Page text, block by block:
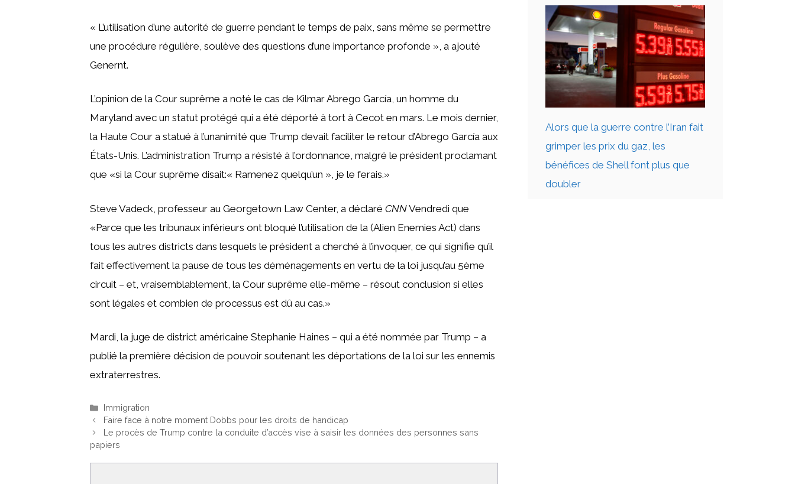
« L’utilisation d’une autorité de guerre pendant le temps de paix, sans même se permettre
une procédure régulière, soulève des questions d’une importance profonde », a ajouté
Genernt.
L’opinion de la Cour suprême a noté le cas de Kilmar Abrego García, un homme du
Maryland avec un statut protégé qui a été déporté à tort à Cecot en mars. Le mois dernier,
la Haute Cour a statué à l’unanimité que Trump devait faciliter le retour d’Abrego García aux
États-Unis. L’administration Trump a résisté à l’ordonnance, malgré le président proclamant
que «si la Cour suprême disait:« Ramenez quelqu’un », je le ferais.»
Steve Vadeck, professeur au Georgetown Law Center, a déclaré CNNVendredi que
«Parce que les tribunaux inférieurs ont bloqué l’utilisation de la (Alien Enemies Act) dans
tous les autres districts dans lesquels le président a cherché à l’invoquer, ce qui signifie qu’il
fait effectivement la pause de tous les déménagements en vertu de la loi jusqu’au 5ème
circuit – et, vraisemblablement, la Cour suprême elle-même – résout conclusion si elles
sont légales et combien de processus est dû au cas.»
Mardi, la juge de district américaine Stephanie Haines – qui a été nommée par Trump – a
publié la première décision de pouvoir soutenant les déportations de la loi sur les ennemis
extraterrestres.
Catégories
Immigration
Faire face à notre moment Dobbs pour les droits de handicap
Le procès de Trump contre la conduite d’accès vise à saisir les données des personnes sans
papiers
Alors que la guerre contre l’Iran fait
grimper les prix du gaz, les
bénéfices de Shell font plus que
doubler